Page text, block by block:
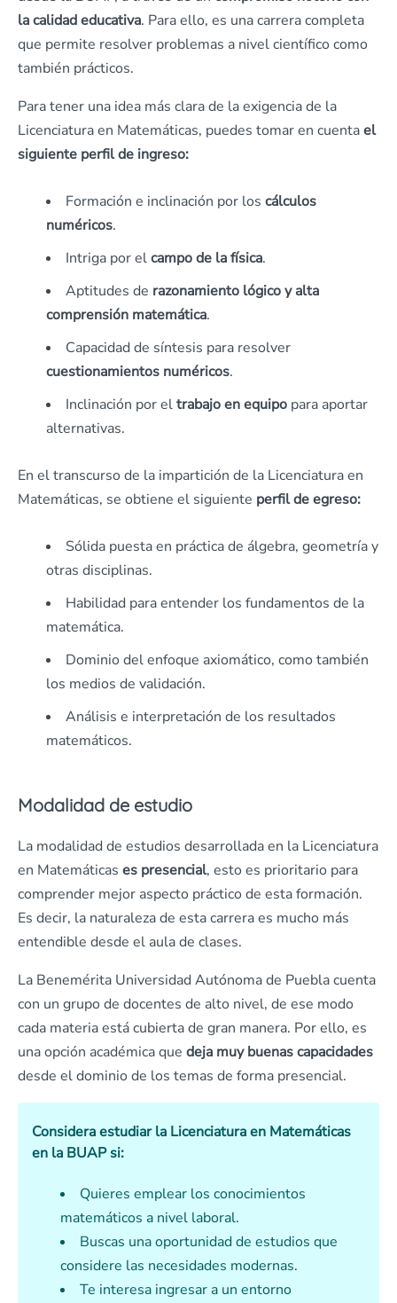
la calidad educativa. Para ello, es una carrera completa
que permite resolver problemas a nivel científico como
también prácticos.
Para tener una idea más clara de la exigencia de la
Licenciatura en Matemáticas, puedes tomar en cuentael
siguiente perfil de ingreso:
Formación e inclinación por los cálculos
numéricos.
Intriga por elcampo de la física.
Aptitudes de razonamiento lógico y alta
comprensión matemática.
Capacidad de síntesis para resolver
cuestionamientos numéricos.
Inclinación por eltrabajo en equipo para aportar
alternativas.
En el transcurso de la impartición de la Licenciatura en
Matemáticas, se obtiene el siguiente perfil de egreso:
Sólida puesta en práctica de álgebra, geometría y
otras disciplinas.
Habilidad para entender los fundamentos de la
matemática.
Dominio del enfoque axiomático, como también
los medios de validación.
Análisis e interpretación de los resultados
matemáticos.
Modalidad de estudio
La modalidad de estudios desarrollada en la Licenciatura
en Matemáticas es presencial, esto es prioritario para
comprender mejor aspecto práctico de esta formación.
Es decir, la naturaleza de esta carrera es mucho más
entendible desde el aula de clases.
La Benemérita Universidad Autónoma de Puebla cuenta
con un grupo de docentes de alto nivel, de ese modo
cada materia está cubierta de gran manera. Por ello, es
una opción académica que deja muy buenas capacidades
desde el dominio de los temas de forma presencial.
Considera estudiar la Licenciatura en Matemáticas
en la BUAP si:
Quieres emplear los conocimientos
matemáticos a nivel laboral.
Buscas una oportunidad de estudios que
considere las necesidades modernas.
Te interesa ingresar a un entorno